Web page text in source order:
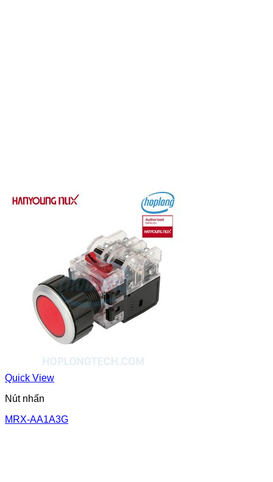
Quick View
Nút nhấn
MRX-AA1A3G